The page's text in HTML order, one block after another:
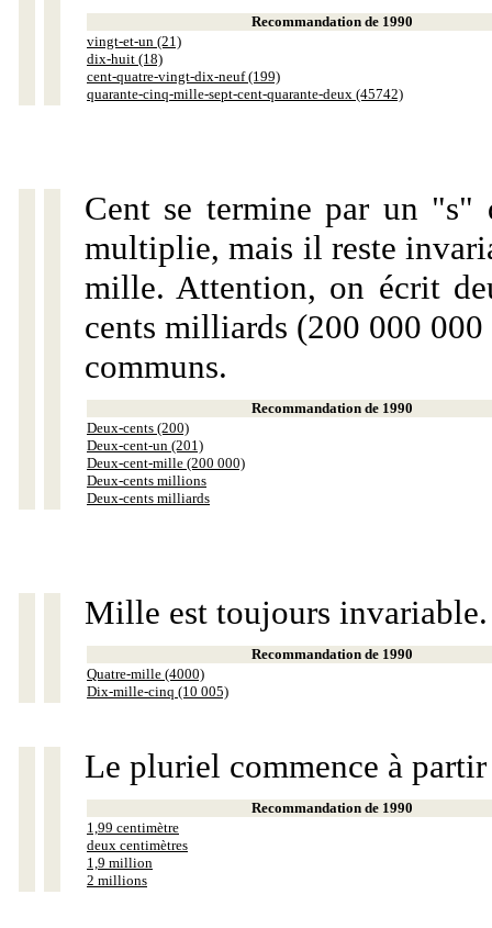
Recommandation de 1990
vingt-et-un (21)
dix-huit (18)
cent-quatre-vingt-dix-neuf (199)
quarante-cinq-mille-sept-cent-quarante-deux (45742)
Cent se termine par un "s"
multiplie, mais il reste
mille. Attention, on écrit
cents milliards (200 000
communs.
Recommandation de 1990
Deux-cents (200)
Deux-cent-un (201)
Deux-cent-mille (200 000)
Deux-cents millions
Deux-cents milliards
Mille est toujours invariable.
Recommandation de 1990
Quatre-mille (4000)
Dix-mille-cinq (10 005)
Le pluriel commence à
Recommandation de 1990
1,99 centimètre
deux centimètres
1,9 million
2 millions